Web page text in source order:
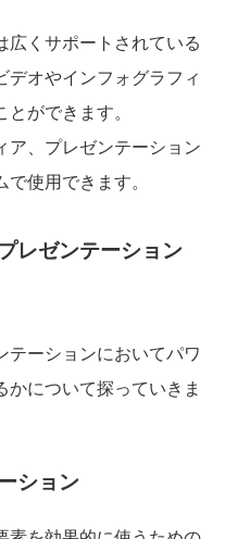
広くサポートされている
デオやインフォグラフィ
ができます。
ア、プレゼンテーション
使用できます。
レゼンテーション
テーションにおいてパワ
かについて探っていきま
ション